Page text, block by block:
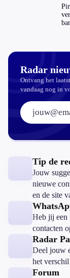
en
Radar
Ontvang het
vandaag nog in
E-mailadres:
Tip de
Jouw
nieuwe
en de site
Heb jij een
contacten
Radar
Deel jouw
het
Forum